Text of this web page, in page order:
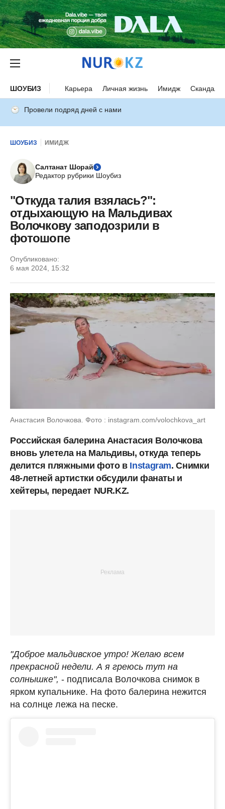
ШОУБИЗ Карьера Личная жизнь Имидж Скандалы
Провели подряд дней с нами
ШОУБИЗ ИМИДЖ
Салтанат Шорай
Редактор рубрики Шоубиз
"Откуда талия взялась?":
отдыхающую на Мальдивах
Волочкову заподозрили в
фотошопе
Опубликовано:
6 мая 2024, 15:32
Анастасия Волочкова. Фото : instagram.com/volochkova_art
Российская балерина Анастасия Волочкова
вновь улетела на Мальдивы, откуда теперь
делится пляжными фото в Instagram. Снимки
48-летней артистки обсудили фанаты и
хейтеры, передает NUR.KZ.
"Доброе мальдивское утро! Желаю всем
прекрасной недели. А я греюсь тут на
солнышке", - подписала Волочкова снимок в
ярком купальнике. На фото балерина нежится
на солнце лежа на песке.